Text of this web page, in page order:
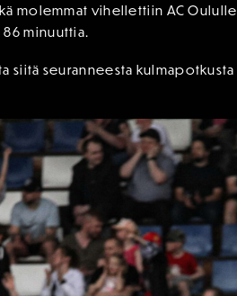
molemmat vihellettiin AC
minuuttia.
siitä seuranneesta